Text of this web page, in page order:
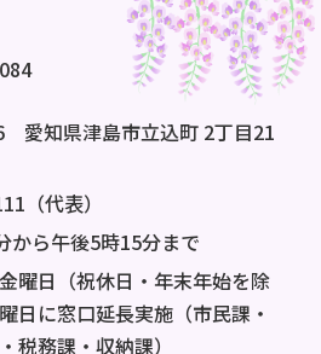
愛知県津島市立込町 2丁目21
（代表）
から午後5時15分まで
曜日（祝休日・年末年始を除
日に窓口延長実施（市民課・
税務課・収納課）